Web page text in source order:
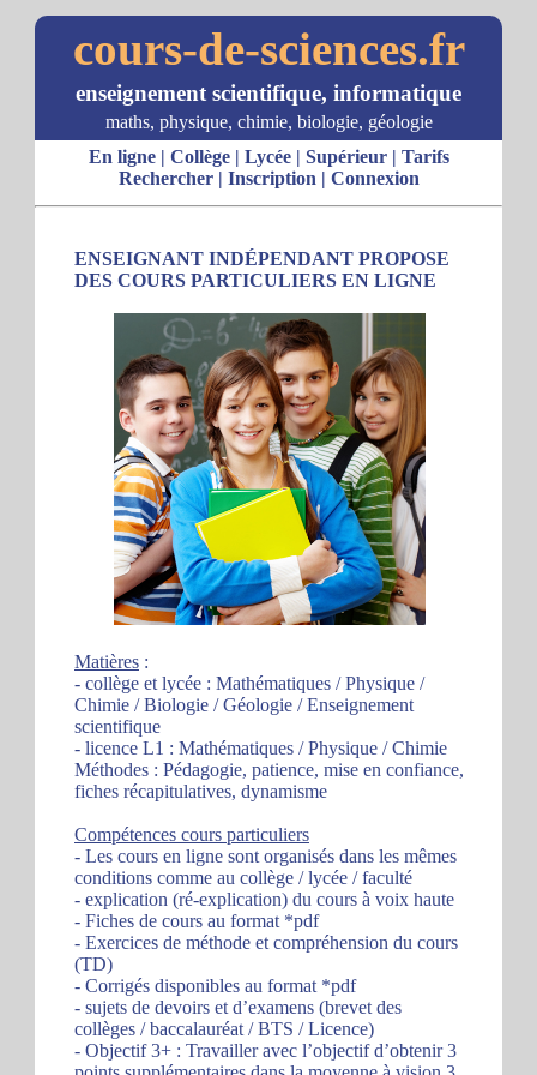
cours-de-sciences.fr
enseignement scientifique, informatique
maths, physique, chimie, biologie, géologie
En ligne| Collège| Lycée| Supérieur| Tarifs
Rechercher| Inscription | Connexion
ENSEIGNANT INDÉPENDANT PROPOSE
DES COURS PARTICULIERS EN LIGNE
Matières :
- collège et lycée : Mathématiques / Physique /
Chimie / Biologie / Géologie / Enseignement
scientifique
- licence L1 : Mathématiques / Physique / Chimie
Méthodes : Pédagogie, patience, mise en confiance,
fiches récapitulatives, dynamisme
Compétences cours particuliers
- Les cours en ligne sont organisés dans les mêmes
conditions comme au collège / lycée / faculté
- explication (ré-explication) du cours à voix haute
- Fiches de cours au format *pdf
- Exercices de méthode et compréhension du cours
(TD)
- Corrigés disponibles au format *pdf
- sujets de devoirs et d’examens (brevet des
collèges / baccalauréat / BTS / Licence)
- Objectif 3+ : Travailler avec l’objectif d’obtenir 3